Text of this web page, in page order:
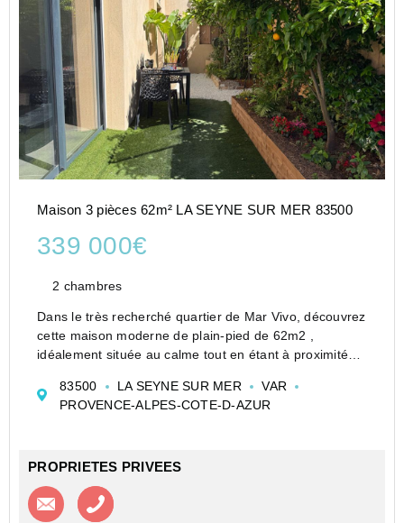
Maison 3 pièces 62m² LA SEYNE SUR MER 83500
339 000€
2 chambres
Dans le très recherché quartier de Mar Vivo, découvrez
cette maison moderne de plain-pied de 62m2 ,
idéalement située au calme tout en étant à proximité
Baignée de lumière grâce à son exposition Sud et Sud-
Est, elle o...
83500 LA SEYNE SUR MER
VAR
PROVENCE-ALPES-COTE-D-AZUR
PROPRIETES PRIVEES
Contacter l'agence